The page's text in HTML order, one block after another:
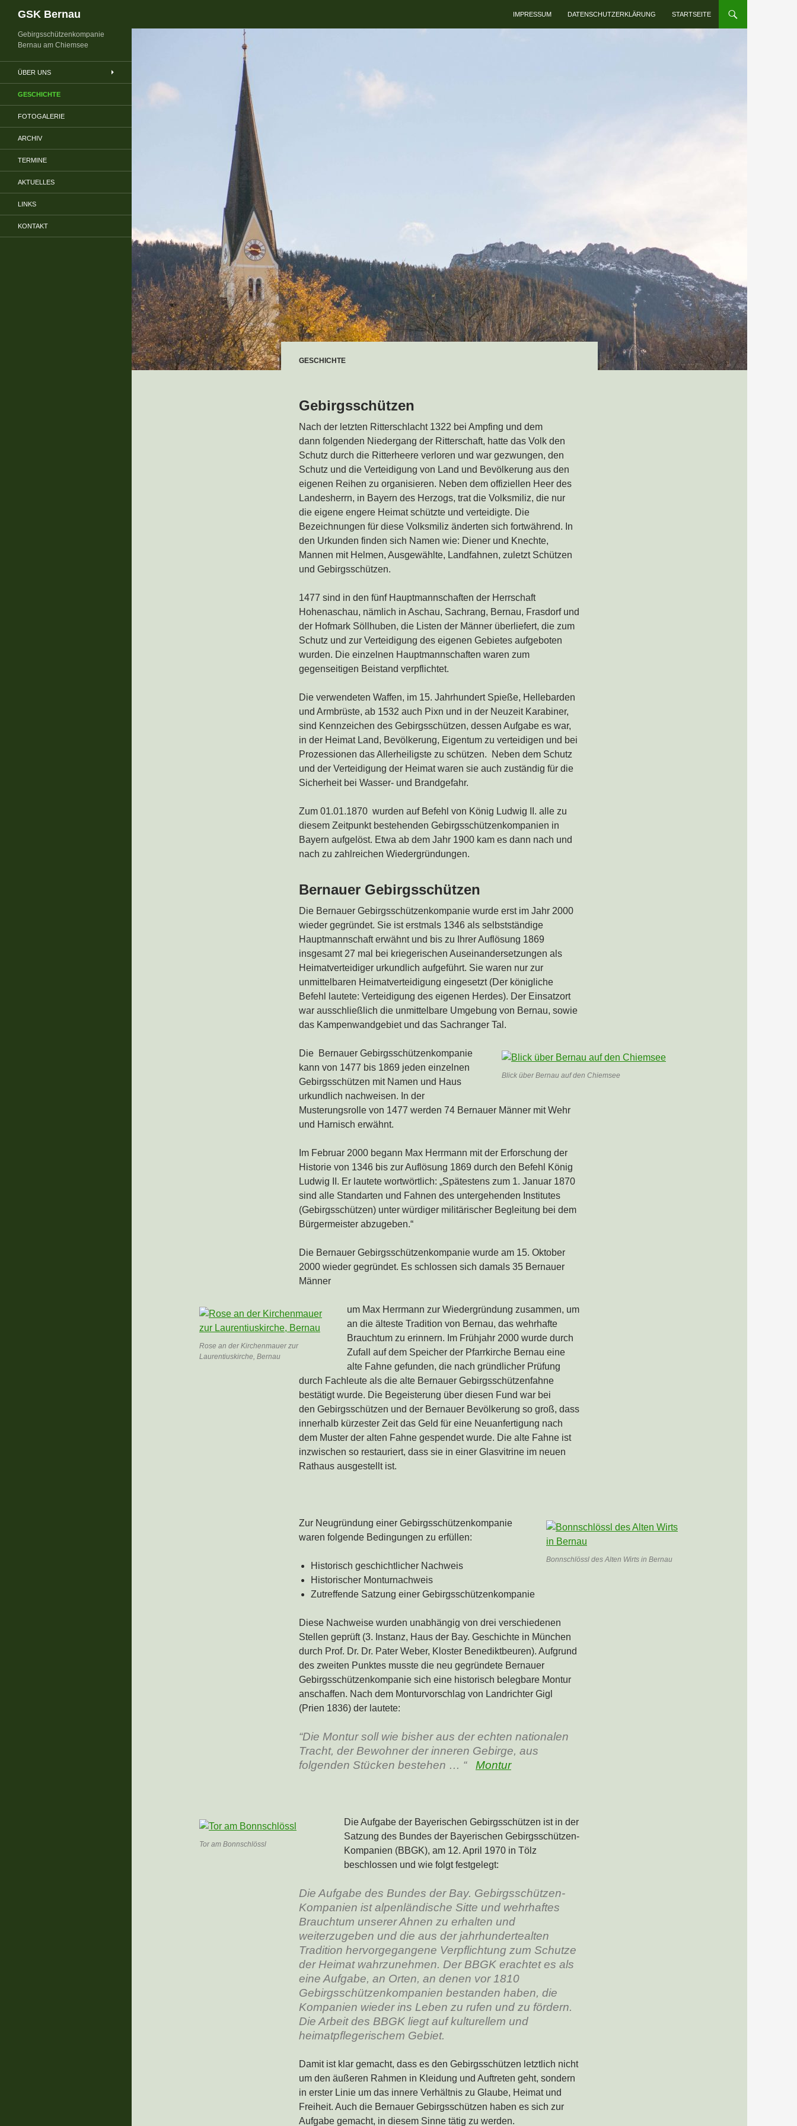
GSK Bernau
IMPRESSUM
DATENSCHUTZERKLÄRUNG STARTSEITE
GESCHICHTE
Gebirgsschützen
Nach der letzten Ritterschlacht 1322 bei Ampfing und dem
dann folgenden Niedergang der Ritterschaft, hatte das Volk den
Schutz durch die Ritterheere verloren und war gezwungen, den
Schutz und die Verteidigung von Land und Bevölkerung aus den
eigenen Reihen zu organisieren. Neben dem offiziellen Heer des
Landesherrn, in Bayern des Herzogs, trat die Volksmiliz, die nur
die eigene engere Heimat schützte und verteidigte. Die
Bezeichnungen für diese Volksmiliz änderten sich fortwährend. In
den Urkunden finden sich Namen wie: Diener und Knechte,
Mannen mit Helmen, Ausgewählte, Landfahnen, zuletzt Schützen
und Gebirgsschützen.
1477 sind in den fünf Hauptmannschaften der Herrschaft
Hohenaschau, nämlich in Aschau, Sachrang, Bernau, Frasdorf und
der Hofmark Söllhuben, die Listen der Männer überliefert, die zum
Schutz und zur Verteidigung des eigenen Gebietes aufgeboten
wurden. Die einzelnen Hauptmannschaften waren zum
gegenseitigen Beistand verpflichtet.
Die verwendeten Waffen, im 15. Jahrhundert Spieße, Hellebarden
und Armbrüste, ab 1532 auch Pixn und in der Neuzeit Karabiner,
sind Kennzeichen des Gebirgsschützen, dessen Aufgabe es war,
in der Heimat Land, Bevölkerung, Eigentum zu verteidigen und bei
Prozessionen das Allerheiligste zu schützen. Neben dem Schutz
und der Verteidigung der Heimat waren sie auch zuständig für die
Sicherheit bei Wasser- und Brandgefahr.
Zum 01.01.1870 wurden auf Befehl von König Ludwig II. alle zu
diesem Zeitpunkt bestehenden Gebirgsschützenkompanien in
Bayern aufgelöst. Etwa ab dem Jahr 1900 kam es dann nach und
nach zu zahlreichen Wiedergründungen.
Bernauer Gebirgsschützen
Die Bernauer Gebirgsschützenkompanie wurde erst im Jahr 2000
wieder gegründet. Sie ist erstmals 1346 als selbstständige
Hauptmannschaft erwähnt und bis zu Ihrer Auflösung 1869
insgesamt 27 mal bei kriegerischen Auseinandersetzungen als
Heimatverteidiger urkundlich aufgeführt. Sie waren nur zur
unmittelbaren Heimatverteidigung eingesetzt (Der königliche
Befehl lautete: Verteidigung des eigenen Herdes). Der Einsatzort
war ausschließlich die unmittelbare Umgebung von Bernau, sowie
das Kampenwandgebiet und das Sachranger Tal.
Blick über Bernau auf den Chiemsee
Die Bernauer Gebirgsschützenkompanie
kann von 1477 bis 1869 jeden einzelnen
Gebirgsschützen mit Namen und Haus
urkundlich nachweisen. In der
Musterungsrolle von 1477 werden 74 Bernauer Männer mit Wehr
und Harnisch erwähnt.
Im Februar 2000 begann Max Herrmann mit der Erforschung der
Historie von 1346 bis zur Auflösung 1869 durch den Befehl König
Ludwig II. Er lautete wortwörtlich: „Spätestens zum 1. Januar 1870
sind alle Standarten und Fahnen des untergehenden Institutes
(Gebirgsschützen) unter würdiger militärischer Begleitung bei dem
Bürgermeister abzugeben.“
Die Bernauer Gebirgsschützenkompanie wurde am 15. Oktober
2000 wieder gegründet. Es schlossen sich damals 35 Bernauer
Männer
Rose an der Kirchenmauer zur
Laurentiuskirche, Bernau
um Max Herrmann zur Wiedergründung zusammen, um
an die älteste Tradition von Bernau, das wehrhafte
Brauchtum zu erinnern. Im Frühjahr 2000 wurde durch
Zufall auf dem Speicher der Pfarrkirche Bernau eine
alte Fahne gefunden, die nach gründlicher Prüfung
durch Fachleute als die alte Bernauer Gebirgsschützenfahne
bestätigt wurde. Die Begeisterung über diesen Fund war bei
den Gebirgsschützen und der Bernauer Bevölkerung so groß, dass
innerhalb kürzester Zeit das Geld für eine Neuanfertigung nach
dem Muster der alten Fahne gespendet wurde. Die alte Fahne ist
inzwischen so restauriert, dass sie in einer Glasvitrine im neuen
Rathaus ausgestellt ist.
Bonnschlössl des Alten Wirts in Bernau
Zur Neugründung einer Gebirgsschützenkompanie
waren folgende Bedingungen zu erfüllen:
Historisch geschichtlicher Nachweis
Historischer Monturnachweis
Zutreffende Satzung einer Gebirgsschützenkompanie
Diese Nachweise wurden unabhängig von drei verschiedenen
Stellen geprüft (3. Instanz, Haus der Bay. Geschichte in München
durch Prof. Dr. Dr. Pater Weber, Kloster Benediktbeuren). Aufgrund
des zweiten Punktes musste die neu gegründete Bernauer
Gebirgsschützenkompanie sich eine historisch belegbare Montur
anschaffen. Nach dem Monturvorschlag von Landrichter Gigl
(Prien 1836) der lautete:
“Die Montur soll wie bisher aus der echten nationalen
Tracht, der Bewohner der inneren Gebirge, aus
folgenden Stücken bestehen … “ Montur
Tor am Bonnschlössl
Die Aufgabe der Bayerischen Gebirgsschützen ist in der
Satzung des Bundes der Bayerischen Gebirgsschützen-
Kompanien (BBGK), am 12. April 1970 in Tölz
beschlossen und wie folgt festgelegt:
Die Aufgabe des Bundes der Bay. Gebirgsschützen-
Kompanien ist alpenländische Sitte und wehrhaftes
Brauchtum unserer Ahnen zu erhalten und
weiterzugeben und die aus der jahrhundertealten
Tradition hervorgegangene Verpflichtung zum Schutze
der Heimat wahrzunehmen. Der BBGK erachtet es als
eine Aufgabe, an Orten, an denen vor 1810
Gebirgsschützenkompanien bestanden haben, die
Kompanien wieder ins Leben zu rufen und zu fördern.
Die Arbeit des BBGK liegt auf kulturellem und
heimatpflegerischem Gebiet.
Damit ist klar gemacht, dass es den Gebirgsschützen letztlich nicht
um den äußeren Rahmen in Kleidung und Auftreten geht, sondern
in erster Linie um das innere Verhältnis zu Glaube, Heimat und
Freiheit. Auch die Bernauer Gebirgsschützen haben es sich zur
Aufgabe gemacht, in diesem Sinne tätig zu werden.
Gebirgsschützenkompanie
Bernau am Chiemsee
ÜBER UNS
GESCHICHTE
FOTOGALERIE
ARCHIV
TERMINE
AKTUELLES
LINKS
KONTAKT